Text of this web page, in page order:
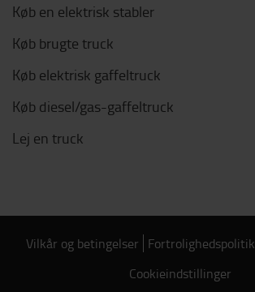
Køb en elektrisk stabler
Køb brugte truck
Køb elektrisk gaffeltruck
Køb diesel/gas-gaffeltruck
Lej en truck
Vilkår og betingelser Fortrolighedspolitik
Cookieindstillinger